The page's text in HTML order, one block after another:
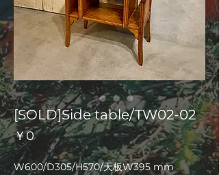
[SOLD]Side table/TW02-02
￥0価
格
W600/D305/H570/天板W395 mm